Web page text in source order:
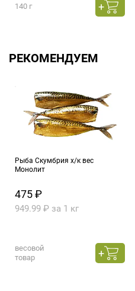
140 г
РЕКОМЕНДУЕМ
Рыба Скумбрия х/к вес
Монолит
475 ₽
949.99 ₽ за 1 кг
весовой
товар